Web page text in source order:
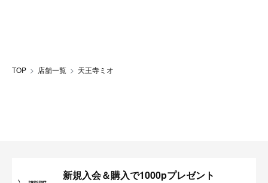
TOP 店舗一覧 天王寺ミオ
新規入会＆購入で1000pプレゼント